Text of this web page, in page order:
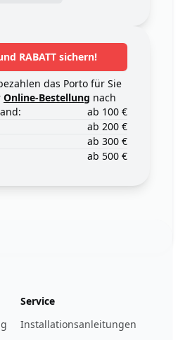
RABATT sichern!
das Porto für Sie
Online-Bestellung nach
ab 100 €
ab 200 €
ab 300 €
ab 500 €
Service
Installationsanleitungen